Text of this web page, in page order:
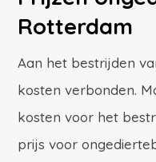
Rotterdam
Aan het bestrijden
kosten verbonden.
kosten voor het
prijs voor